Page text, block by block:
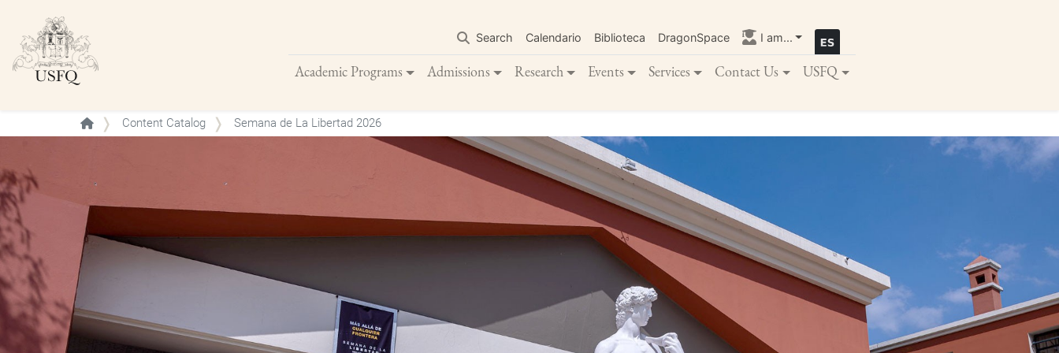
main
content
Search Calendario Biblioteca DragonSpace I am...
Academic Programs Admissions Research Events Services Contact Us USFQ
Content Catalog Semana de La Libertad 2026